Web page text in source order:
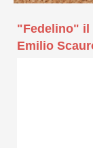
"Fedelino" il
Emilio